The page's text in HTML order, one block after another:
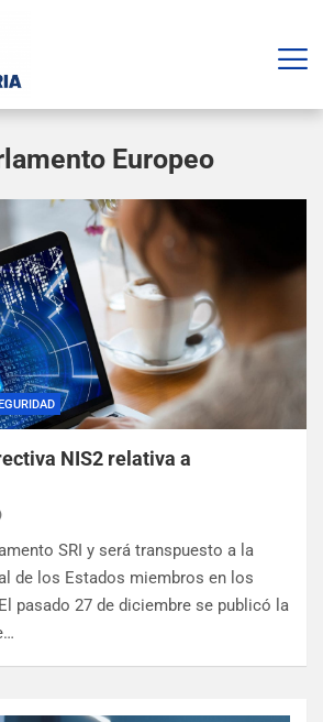
Europeo
NIS2 relativa a
SRI y será transpuesto a la
de los Estados miembros en los
pasado 27 de diciembre se publicó la